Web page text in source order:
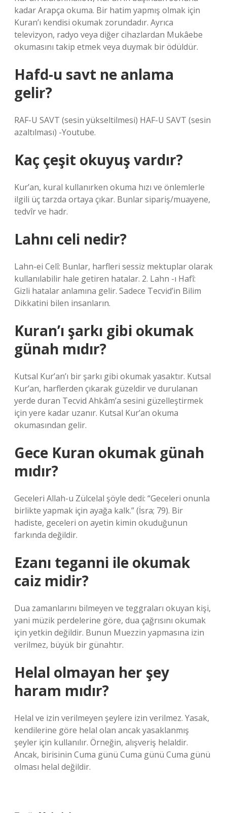
kadar Arapça okuma. Bir hatim yapmış olmak için
Kuran’ı kendisi okumak zorundadır. Ayrıca
televizyon, radyo veya diğer cihazlardan Mukâebe
okumasını takip etmek veya duymak bir ödüldür.
Hafd-u savt ne anlama
gelir?
RAF-U SAVT (sesin yükseltilmesi) HAF-U SAVT (sesin
azaltılması) -Youtube.
Kaç çeşit okuyuş vardır?
Kur’an, kural kullanırken okuma hızı ve önlemlerle
ilgili üç tarzda ortaya çıkar. Bunlar sipariş/muayene,
tedvîr ve hadr.
Lahnı celi nedir?
Lahn-ei Celî: Bunlar, harfleri sessiz mektuplar olarak
kullanılabilir hale getiren hatalar. 2. Lahn -ı Hafî:
Gizli hatalar anlamına gelir. Sadece Tecvid’in Bilim
Dikkatini bilen insanların.
Kuran’ı şarkı gibi okumak
günah mıdır?
Kutsal Kur’an’ı bir şarkı gibi okumak yasaktır. Kutsal
Kur’an, harflerden çıkarak güzeldir ve durulanan
yerde duran Tecvid Ahkâm’a sesini güzelleştirmek
için yere kadar uzanır. Kutsal Kur’an okuma
okumasından gelir.
Gece Kuran okumak günah
mıdır?
Geceleri Allah-u Zülcelal şöyle dedi: “Geceleri onunla
birlikte yapmak için ayağa kalk.” (İsra; 79). Bir
hadiste, geceleri on ayetin kimin okuduğunun
farkında değildir.
Ezanı teganni ile okumak
caiz midir?
Dua zamanlarını bilmeyen ve teggraları okuyan kişi,
yani müzik perdelerine göre, dua çağrısını okumak
için yetkin değildir. Bunun Muezzin yapmasına izin
verilmez, büyük bir günahtır.
Helal olmayan her şey
haram mıdır?
Helal ve izin verilmeyen şeylere izin verilmez. Yasak,
kendilerine göre helal olan ancak yasaklanmış
şeyler için kullanılır. Örneğin, alışveriş helaldir.
Ancak, birisinin Cuma günü Cuma günü Cuma günü
olması helal değildir.